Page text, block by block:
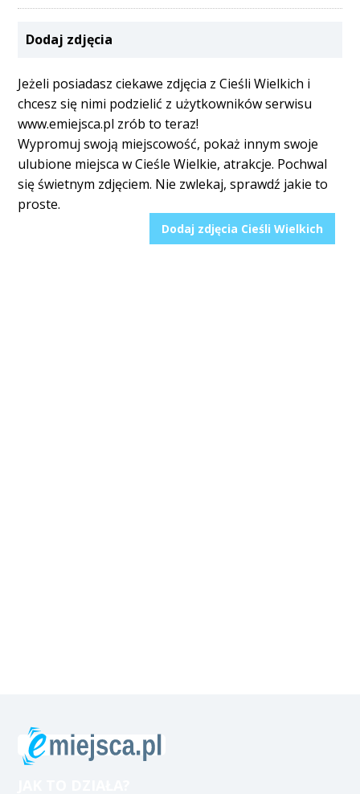
Dodaj zdjęcia
Jeżeli posiadasz ciekawe zdjęcia z Cieśli Wielkich i
chcesz się nimi podzielić z użytkowników serwisu
www.emiejsca.pl zrób to teraz!
Wypromuj swoją miejscowość, pokaż innym swoje
ulubione miejsca w Cieśle Wielkie, atrakcje. Pochwal
się świetnym zdjęciem. Nie zwlekaj, sprawdź jakie to
proste.
Dodaj zdjęcia Cieśli Wielkich